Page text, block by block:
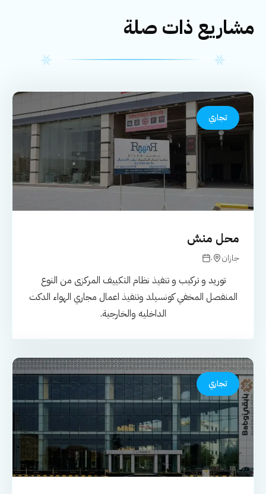
مشاريع ذات صلة
تجاري
محل منش
جازان
.
توريد و تركيب و تنفيذ نظام التكييف المركزى من النوع
المنفصل المخفي كونسيلد وتنفيذ اعمال مجاري الهواء الدكت
الداخليه والخارجية.
تجاري